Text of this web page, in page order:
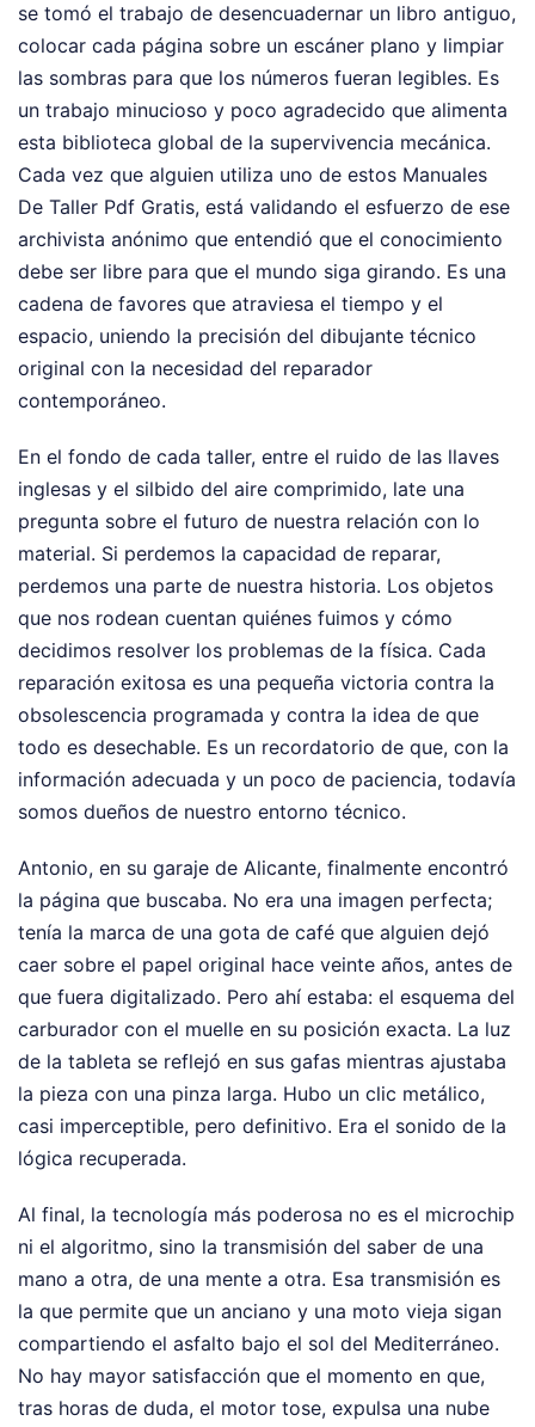
se tomó el trabajo de desencuadernar un libro antiguo,
colocar cada página sobre un escáner plano y limpiar
las sombras para que los números fueran legibles. Es
un trabajo minucioso y poco agradecido que alimenta
esta biblioteca global de la supervivencia mecánica.
Cada vez que alguien utiliza uno de estos Manuales
De Taller Pdf Gratis, está validando el esfuerzo de ese
archivista anónimo que entendió que el conocimiento
debe ser libre para que el mundo siga girando. Es una
cadena de favores que atraviesa el tiempo y el
espacio, uniendo la precisión del dibujante técnico
original con la necesidad del reparador
contemporáneo.
En el fondo de cada taller, entre el ruido de las llaves
inglesas y el silbido del aire comprimido, late una
pregunta sobre el futuro de nuestra relación con lo
material. Si perdemos la capacidad de reparar,
perdemos una parte de nuestra historia. Los objetos
que nos rodean cuentan quiénes fuimos y cómo
decidimos resolver los problemas de la física. Cada
reparación exitosa es una pequeña victoria contra la
obsolescencia programada y contra la idea de que
todo es desechable. Es un recordatorio de que, con la
información adecuada y un poco de paciencia, todavía
somos dueños de nuestro entorno técnico.
Antonio, en su garaje de Alicante, finalmente encontró
la página que buscaba. No era una imagen perfecta;
tenía la marca de una gota de café que alguien dejó
caer sobre el papel original hace veinte años, antes de
que fuera digitalizado. Pero ahí estaba: el esquema del
carburador con el muelle en su posición exacta. La luz
de la tableta se reflejó en sus gafas mientras ajustaba
la pieza con una pinza larga. Hubo un clic metálico,
casi imperceptible, pero definitivo. Era el sonido de la
lógica recuperada.
Al final, la tecnología más poderosa no es el microchip
ni el algoritmo, sino la transmisión del saber de una
mano a otra, de una mente a otra. Esa transmisión es
la que permite que un anciano y una moto vieja sigan
compartiendo el asfalto bajo el sol del Mediterráneo.
No hay mayor satisfacción que el momento en que,
tras horas de duda, el motor tose, expulsa una nube